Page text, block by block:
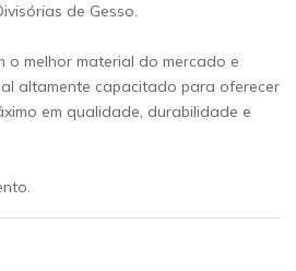
de Gesso.
o melhor material do mercado e
altamente capacitado para oferecer
em qualidade, durabilidade e